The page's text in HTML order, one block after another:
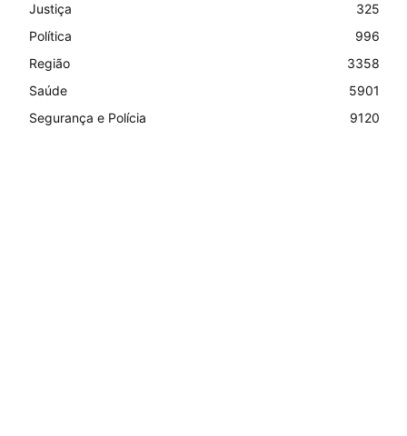
Justiça
325
Política
996
Região
3358
Saúde
5901
Segurança e Polícia
9120